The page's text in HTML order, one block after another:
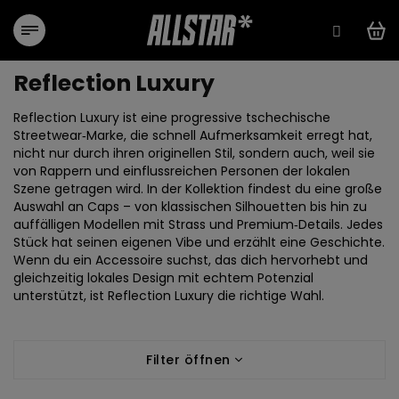
Inhalt
springen
Reflection Luxury
Reflection Luxury ist eine progressive tschechische
Streetwear‑Marke, die schnell Aufmerksamkeit erregt hat,
nicht nur durch ihren originellen Stil, sondern auch, weil sie
von Rappern und einflussreichen Personen der lokalen
Szene getragen wird. In der Kollektion findest du eine große
Auswahl an Caps – von klassischen Silhouetten bis hin zu
auffälligen Modellen mit Strass und Premium‑Details. Jedes
Stück hat seinen eigenen Vibe und erzählt eine Geschichte.
Wenn du ein Accessoire suchst, das dich hervorhebt und
gleichzeitig lokales Design mit echtem Potenzial
unterstützt, ist Reflection Luxury die richtige Wahl.
Filter öffnen